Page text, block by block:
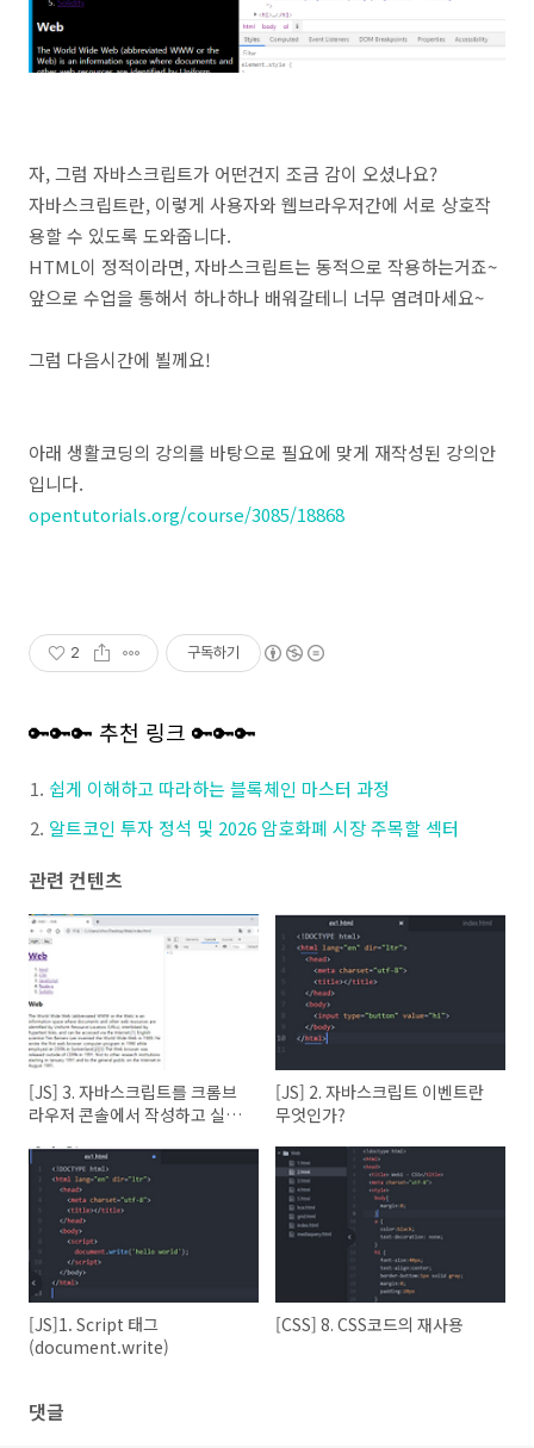
자, 그럼 자바스크립트가 어떤건지 조금 감이 오셨나요?
자바스크립트란, 이렇게 사용자와 웹브라우저간에 서로 상호작
용할 수 있도록 도와줍니다.
HTML이 정적이라면, 자바스크립트는 동적으로 작용하는거죠~
앞으로 수업을 통해서 하나하나 배워갈테니 너무 염려마세요~
그럼 다음시간에 뵐께요!
아래 생활코딩의 강의를 바탕으로 필요에 맞게 재작성된 강의안
입니다.
opentutorials.org/course/3085/18868
2 구독하기
🔑🔑🔑 추천 링크 🔑🔑🔑
쉽게 이해하고 따라하는 블록체인 마스터 과정
알트코인 투자 정석 및 2026 암호화폐 시장 주목할 섹터
관련 컨텐츠
[JS] 3. 자바스크립트를 크롬브
라우저 콘솔에서 작성하고 실행
[JS] 2. 자바스크립트 이벤트란
무엇인가?
[JS]1. Script 태그
(document.write)
[CSS] 8. CSS코드의 재사용
댓글